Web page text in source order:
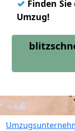
✓ Finden
Umzug!